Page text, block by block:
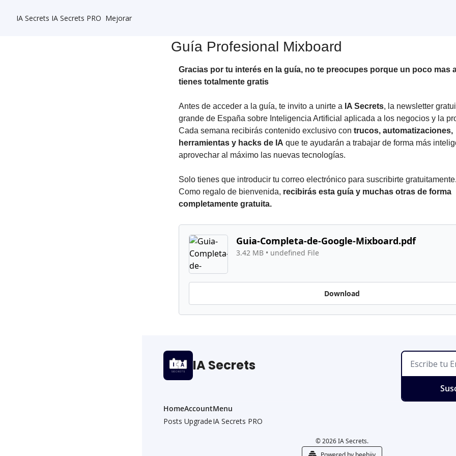
IA Secrets IA Secrets PRO Mejorar
Guía Profesional Mixboard
Gracias por tu interés en la guía, no te preocupes porque un poco mas
tienes totalmente gratis
Antes de acceder a la guía, te invito a unirte a IA Secrets, la newsletter
grande de España sobre Inteligencia Artificial aplicada a los negocios y la
Cada semana recibirás contenido exclusivo con trucos, automatizaciones,
herramientas y hacks de IA que te ayudarán a trabajar de forma más
aprovechar al máximo las nuevas tecnologías.
Solo tienes que introducir tu correo electrónico para suscribirte gratuitamente.
Como regalo de bienvenida, recibirás esta guía y muchas otras de forma
completamente gratuita.
Guia-Completa-de-Google-Mixboard.pdf
3.42 MB • undefined File
Download
IA Secrets
Home
Posts
Account
Upgrade
Menu
IA Secrets PRO
© 2026 IA Secrets.